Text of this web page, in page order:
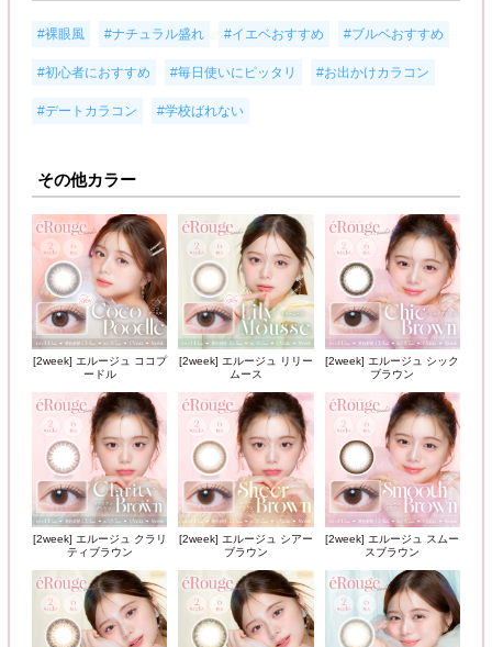
#裸眼風 #ナチュラル盛れ #イエベおすすめ #ブルベおすすめ
#初心者におすすめ #毎日使いにピッタリ #お出かけカラコン
#デートカラコン #学校ばれない
その他カラー
[2week] エルージュ ココプ
ードル
[2week] エルージュ リリー
ムース
[2week] エルージュ シック
ブラウン
[2week] エルージュ クラリ
ティブラウン
[2week] エルージュ シアー
ブラウン
[2week] エルージュ スムー
スブラウン